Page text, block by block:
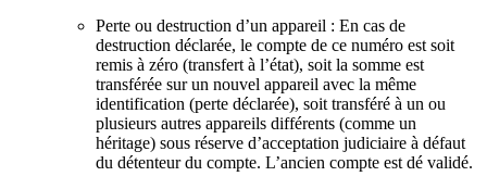
Perte ou destruction d’un appareil : En cas de
destruction déclarée, le compte de ce numéro est soit
remis à zéro (transfert à l’état), soit la somme est
transférée sur un nouvel appareil avec la même
identification (perte déclarée), soit transféré à un ou
plusieurs autres appareils différents (comme un
héritage) sous réserve d’acceptation judiciaire à défaut
du détenteur du compte. L’ancien compte est dé validé.